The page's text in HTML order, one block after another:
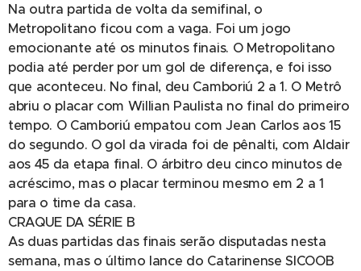
Na outra partida de volta da semifinal, o
Metropolitano ficou com a vaga. Foi um jogo
emocionante até os minutos finais. O Metropolitano
podia até perder por um gol de diferença, e foi isso
que aconteceu. No final, deu Camboriú 2 a 1. O Metrô
abriu o placar com Willian Paulista no final do primeiro
tempo. O Camboriú empatou com Jean Carlos aos 15
do segundo. O gol da virada foi de pênalti, com Aldair
aos 45 da etapa final. O árbitro deu cinco minutos de
acréscimo, mas o placar terminou mesmo em 2 a 1
para o time da casa.
CRAQUE DA SÉRIE B
As duas partidas das finais serão disputadas nesta
semana, mas o último lance do Catarinense SICOOB